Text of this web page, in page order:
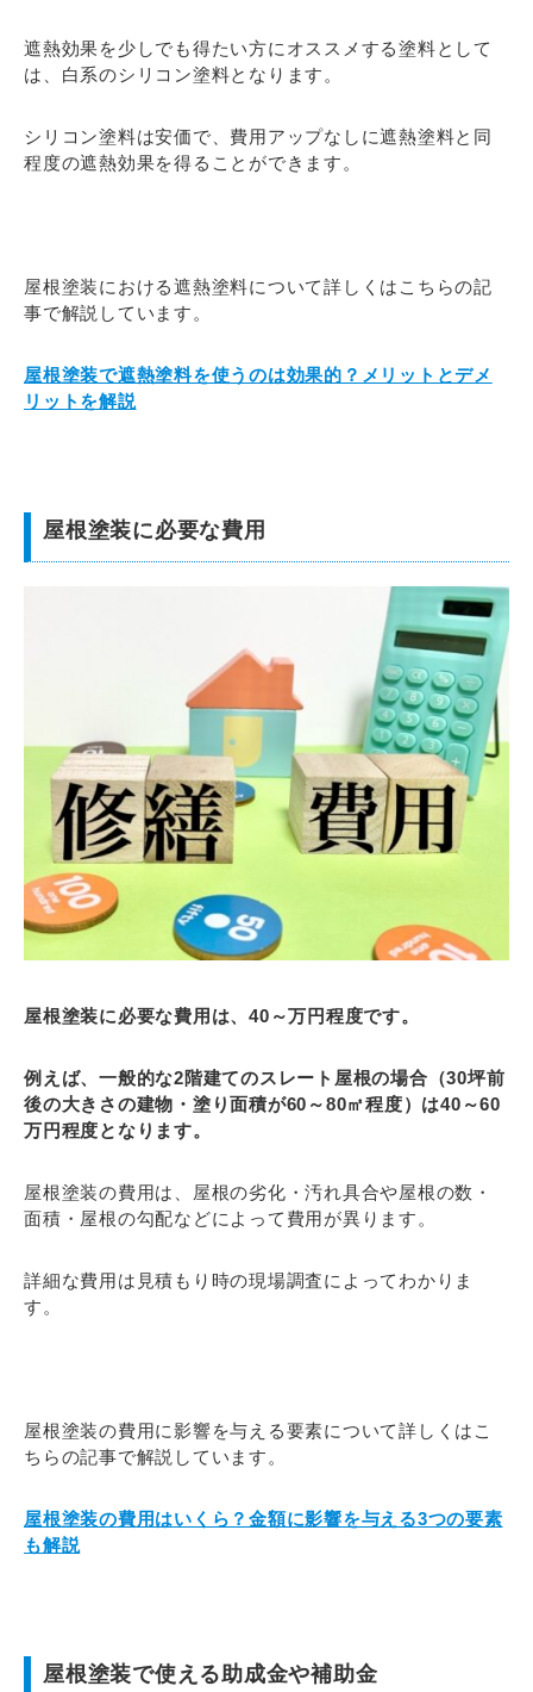
遮熱効果を少しでも得たい方にオススメする塗料として
は、白系のシリコン塗料となります。
シリコン塗料は安価で、費用アップなしに遮熱塗料と同
程度の遮熱効果を得ることができます。
屋根塗装における遮熱塗料について詳しくはこちらの記
事で解説しています。
屋根塗装で遮熱塗料を使うのは効果的？メリットとデメ
リットを解説
屋根塗装に必要な費用
屋根塗装に必要な費用は、40～万円程度です。
例えば、一般的な2階建てのスレート屋根の場合（30坪前
後の大きさの建物・塗り面積が60～80㎡程度）は40～60
万円程度となります。
屋根塗装の費用は、屋根の劣化・汚れ具合や屋根の数・
面積・屋根の勾配などによって費用が異ります。
詳細な費用は見積もり時の現場調査によってわかりま
す。
屋根塗装の費用に影響を与える要素について詳しくはこ
ちらの記事で解説しています。
屋根塗装の費用はいくら？金額に影響を与える3つの要素
も解説
屋根塗装で使える助成金や補助金